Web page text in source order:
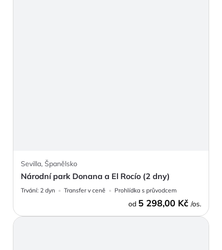
Sevilla, Španělsko
Národní park Donana a El Rocío (2 dny)
Trvání: 2 dyn Transfer v ceně Prohlídka s průvodcem
od 5 298,00 Kč /os.